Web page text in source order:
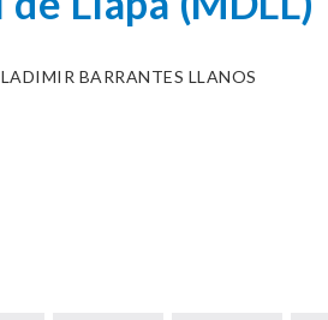
BARRANTES LLANOS